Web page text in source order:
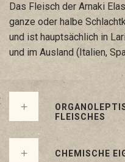
Das Fleisch der Arnaki
ganze oder halbe
und ist hauptsächlich in
und im Ausland (Italien,
FLEISCHES
CHEMISCHE